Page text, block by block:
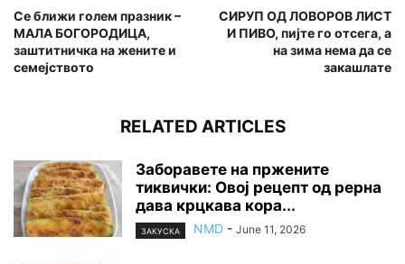
Се ближи голем празник –
МАЛА БОГОРОДИЦА,
заштитничка на жените и
семејството
СИРУП ОД ЛОВОРОВ ЛИСТ
И ПИВО, пијте го отсега, а
на зима нема да се
закашлате
RELATED ARTICLES
Заборавете на пржените
тиквички: Овој рецепт од рерна
дава крцкава кора...
ЗАКУСКА NMD - June 11, 2026